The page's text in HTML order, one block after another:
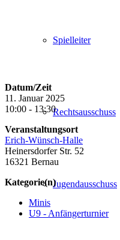
Spielleiter
Rechtsausschuss
Jugendausschuss
Datum/Zeit
11. Januar 2025
10:00 - 13:30
Veranstaltungsort
Erich-Wünsch-Halle
Heinersdorfer Str. 52
16321 Bernau
Kategorie(n)
Minis
U9 - Anfängerturnier